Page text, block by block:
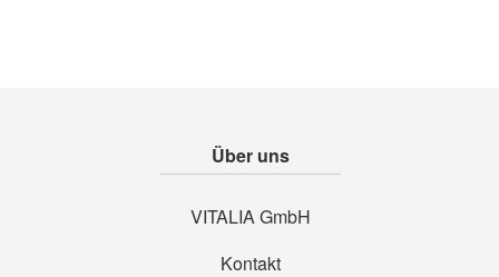
Über uns
VITALIA GmbH
Kontakt